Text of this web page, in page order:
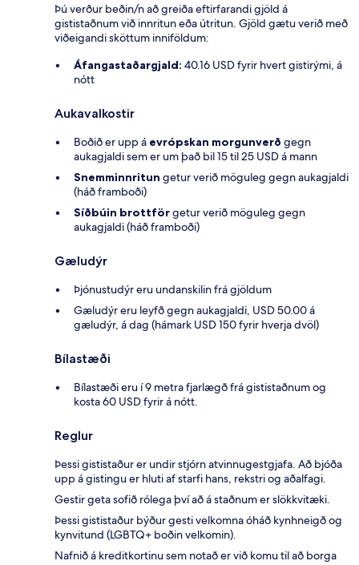
Þú verður beðin/n að greiða eftirfarandi gjöld á
gististaðnum við innritun eða útritun. Gjöld gætu verið með
viðeigandi sköttum inniföldum:
Áfangastaðargjald: 40.16 USD fyrir hvert gistirými, á
nótt
Aukavalkostir
Boðið er upp á evrópskan morgunverð gegn
aukagjaldi sem er um það bil 15 til 25 USD á mann
Snemminnritun getur verið möguleg gegn aukagjaldi
(háð framboði)
Síðbúin brottförgetur verið möguleg gegn
aukagjaldi (háð framboði)
Gæludýr
Þjónustudýr eru undanskilin frá gjöldum
Gæludýr eru leyfð gegn aukagjaldi, USD 50.00 á
gæludýr, á dag (hámark USD 150 fyrir hverja dvöl)
Bílastæði
Bílastæði eru í 9 metra fjarlægð frá gististaðnum og
kosta 60 USD fyrir á nótt.
Reglur
Þessi gististaður er undir stjórn atvinnugestgjafa. Að bjóða
upp á gistingu er hluti af starfi hans, rekstri og aðalfagi.
Gestir geta sofið rólega því að á staðnum er slökkvitæki.
Þessi gististaður býður gesti velkomna óháð kynhneigð og
kynvitund (LGBTQ+ boðin velkomin).
Nafnið á kreditkortinu sem notað er við komu til að borga